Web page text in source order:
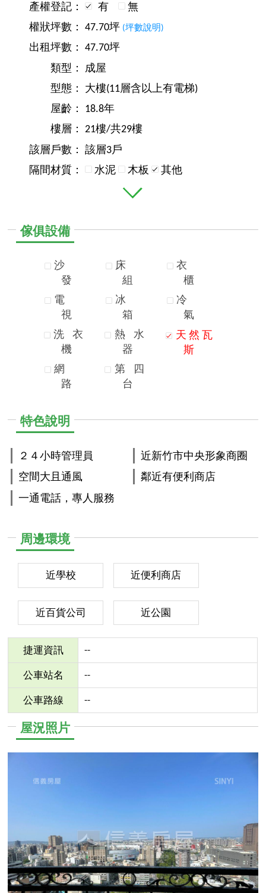
產權登記：
有
無
權狀坪數：
47.70坪 (坪數說明)
出租坪數：
47.70坪
類型：
成屋
型態：
大樓(11層含以上有電梯)
屋齡：
18.8年
樓層：
21樓/共29樓
該層戶數：
該層3戶
隔間材質：
水泥 木板 其他
傢俱設備
沙
發
電
視
洗
衣
機
網
路
床
組
冰
箱
熱
水
器
第
四
台
衣
櫃
冷
氣
天 然 瓦
斯
特色說明
２４小時管理員
空間大且通風
一通電話，專人服務
近新竹市中央形象商圈
鄰近有便利商店
周邊環境
近學校 近便利商店
近百貨公司 近公園
捷運資訊 --
公車站名 --
公車路線 --
屋況照片